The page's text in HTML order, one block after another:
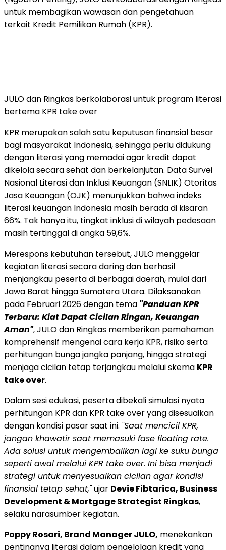
untuk membagikan wawasan dan pengetahuan
terkait Kredit Pemilikan Rumah (KPR).
JULO dan Ringkas berkolaborasi untuk program literasi
bertema KPR take over
KPR merupakan salah satu keputusan finansial besar
bagi masyarakat Indonesia, sehingga perlu didukung
dengan literasi yang memadai agar kredit dapat
dikelola secara sehat dan berkelanjutan. Data Survei
Nasional Literasi dan Inklusi Keuangan (SNLIK) Otoritas
Jasa Keuangan (OJK) menunjukkan bahwa indeks
literasi keuangan Indonesia masih berada di kisaran
66%. Tak hanya itu, tingkat inklusi di wilayah pedesaan
masih tertinggal di angka 59,6%.
Merespons kebutuhan tersebut, JULO menggelar
kegiatan literasi secara daring dan berhasil
menjangkau peserta di berbagai daerah, mulai dari
Jawa Barat hingga Sumatera Utara. Dilaksanakan
pada Februari 2026 dengan tema "Panduan KPR
Terbaru: Kiat Dapat Cicilan Ringan, Keuangan
Aman", JULO dan Ringkas memberikan pemahaman
komprehensif mengenai cara kerja KPR, risiko serta
perhitungan bunga jangka panjang, hingga strategi
menjaga cicilan tetap terjangkau melalui skema KPR
take over.
Dalam sesi edukasi, peserta dibekali simulasi nyata
perhitungan KPR dan KPR take over yang disesuaikan
dengan kondisi pasar saat ini. "Saat mencicil KPR,
jangan khawatir saat memasuki fase floating rate.
Ada solusi untuk mengembalikan lagi ke suku bunga
seperti awal melalui KPR take over. Ini bisa menjadi
strategi untuk menyesuaikan cicilan agar kondisi
finansial tetap sehat,"ujar Devie Fibtarica, Business
Development & Mortgage Strategist Ringkas,
selaku narasumber kegiatan.
Poppy Rosari, Brand Manager JULO, menekankan
pentingnya literasi dalam pengelolaan kredit yang